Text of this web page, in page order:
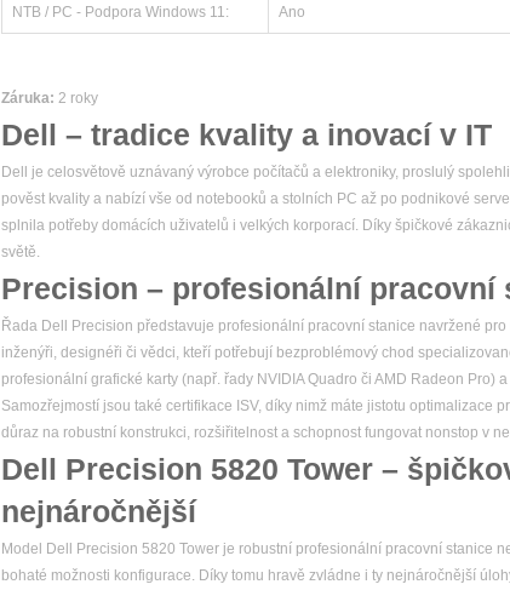
NTB / PC - Podpora Windows 11: Ano
Záruka: 2 roky
Dell – tradice kvality a inovací v IT
Dell je celosvětově uznávaný výrobce počítačů a elektroniky, proslulý
pověst kvality a nabízí vše od notebooků a stolních PC až po podnikové
splnila potřeby domácích uživatelů i velkých korporací. Díky špičkové
světě.
Precision – profesionální pracovní
Řada Dell Precision představuje profesionální pracovní stanice navržené
inženýři, designéři či vědci, kteří potřebují bezproblémový chod
profesionální grafické karty (např. řady NVIDIA Quadro či AMD Radeon Pro)
Samozřejmostí jsou také certifikace ISV, díky nimž máte jistotu
důraz na robustní konstrukci, rozšiřitelnost a schopnost fungovat nonstop v
Dell Precision 5820 Tower –
nejnáročnější
Model Dell Precision 5820 Tower je robustní profesionální pracovní stanice
bohaté možnosti konfigurace. Díky tomu hravě zvládne i ty nejnáročnější